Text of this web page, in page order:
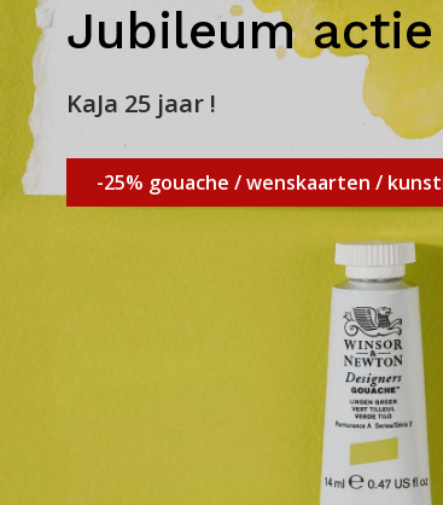
Jubileum
KaJa 25 jaar !
-25% gouache / wenskaarten /